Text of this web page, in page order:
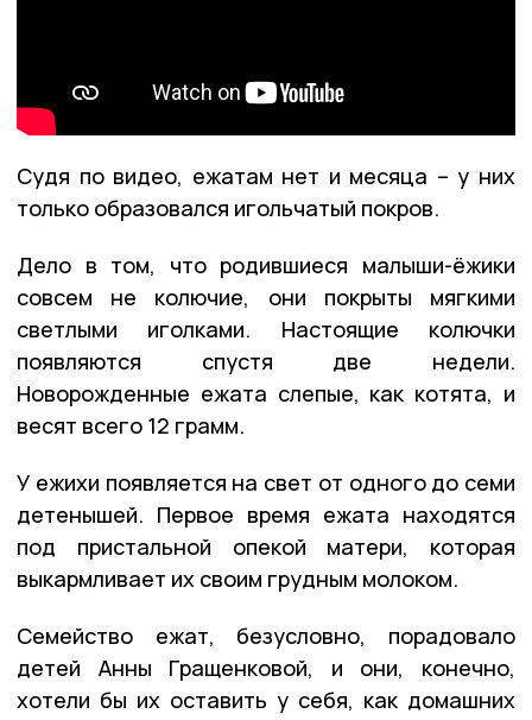
Судя по видео, ежатам нет и месяца – у них
только образовался игольчатый покров.
Дело в том, что родившиеся малыши-ёжики
совсем не колючие, они покрыты мягкими
светлыми иголками. Настоящие колючки
появляются спустя две недели.
Новорожденные ежата слепые, как котята, и
весят всего 12 грамм.
У ежихи появляется на свет от одного до семи
детенышей. Первое время ежата находятся
под пристальной опекой матери, которая
выкармливает их своим грудным молоком.
Семейство ежат, безусловно, порадовало
детей Анны Гращенковой, и они, конечно,
хотели бы их оставить у себя, как домашних